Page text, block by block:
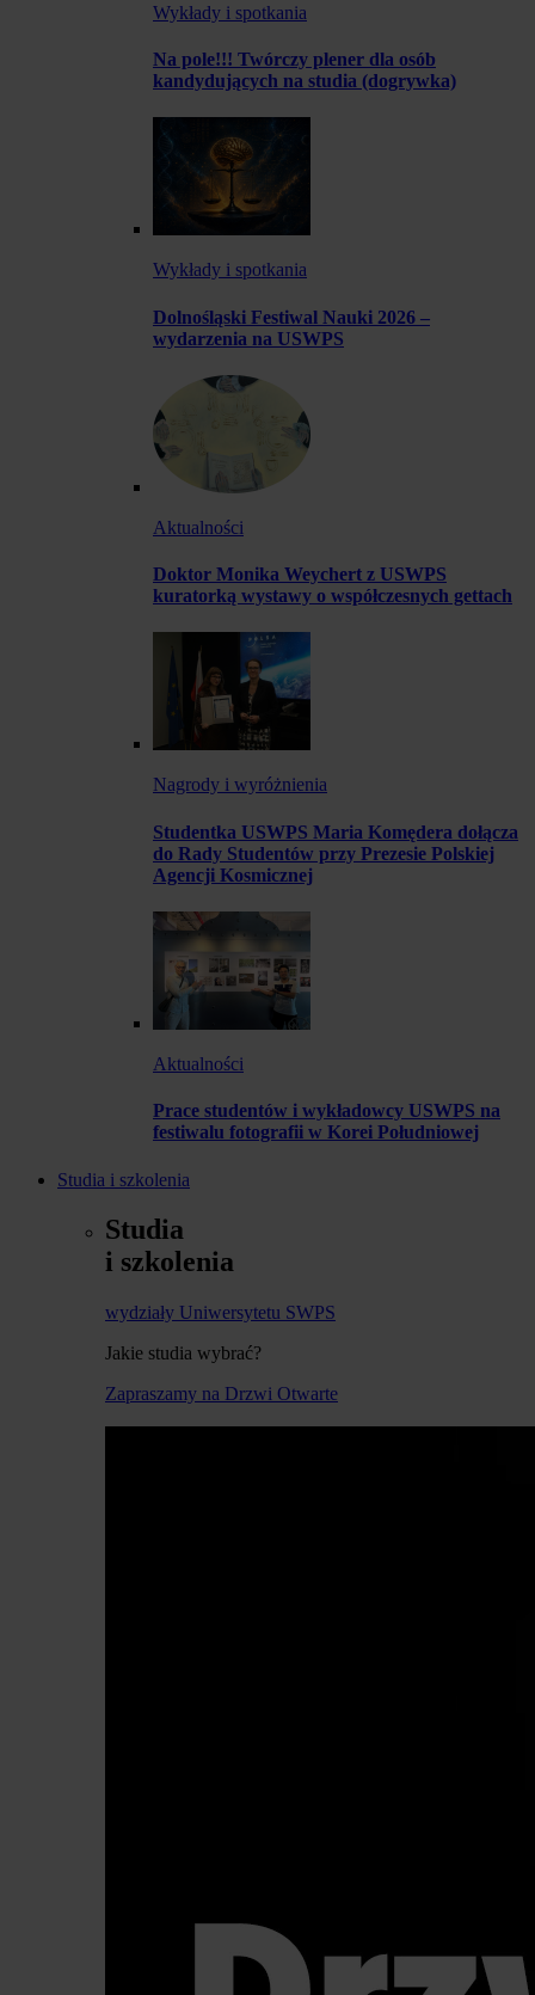
Wykłady i spotkania
Na pole!!! Twórczy plener dla osób
kandydujących na studia (dogrywka)
Wykłady i spotkania
Dolnośląski Festiwal Nauki 2026 –
wydarzenia na USWPS
Aktualności
Doktor Monika Weychert z USWPS
kuratorką wystawy o współczesnych gettach
Nagrody i wyróżnienia
Studentka USWPS Maria Komędera dołącza
do Rady Studentów przy Prezesie Polskiej
Agencji Kosmicznej
Aktualności
Prace studentów i wykładowcy USWPS na
festiwalu fotografii w Korei Południowej
Studia i szkolenia
Studia
i szkolenia
wydziały Uniwersytetu SWPS
Jakie studia wybrać?
Zapraszamy na Drzwi Otwarte